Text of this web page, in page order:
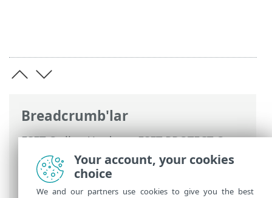
Breadcrumb'lar
ESET Online Yardım>ESET PROTECT On-
Prem>
ESET PROTECT On-Prem Ürününü
Kullanma
>ESET PROTECT On-Prem Ana
Menü> Raporlar > Donanım Envanteri
Your account, your cookies
choice
We and our partners use cookies to give you the best